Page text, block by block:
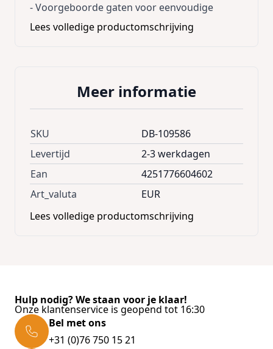
- Voorgeboorde gaten voor eenvoudige
montage
- Voorkant: Grijs
- 12 Dakplaten
Lees volledige productomschrijving
Meer informatie
SKU
DB-109586
Levertijd
2-3 werkdagen
Ean
4251776604602
Art_valuta
EUR
Lees volledige productomschrijving
Hulp nodig? We staan voor je klaar!
Onze klantenservice is geopend tot 16:30
Bel met ons
+31 (0)76 750 15 21